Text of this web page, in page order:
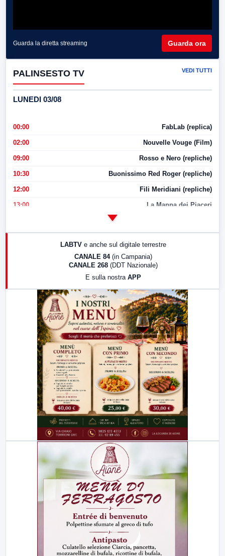
Guarda la diretta streaming Guarda ora
PALINSESTO TV VEDI TUTTI
LUNEDI 03/08
00:00 FabLab (replica)
02:00 Nouvelle Vouge (Film)
09:00 Rosso e Nero (repliche)
10:30 Buonissimo Red Roger (repliche)
12:00 Fili Meridiani (repliche)
13:00 La Mappa dei Piaceri
LabNews (replica)
LABTV e anche sul digitale terrestre
CANALE 84 (in Campania)
CANALE 268 (DDT Nazionale)
E sulla nostra APP